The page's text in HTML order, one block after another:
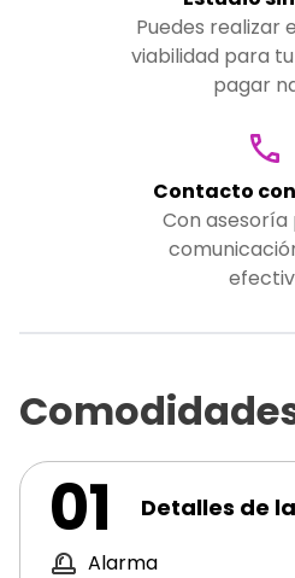
Puedes realizar
viabilidad para
pagar
Contacto
Con asesoría
01 Detalles de
Alarma